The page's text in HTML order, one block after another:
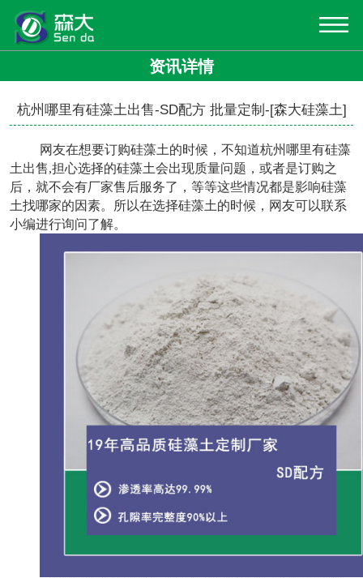
资讯详情
杭州哪里有硅藻土出售-SD配方 批量定制-[森大硅藻土]
网友在想要订购硅藻土的时候，不知道杭州哪里有硅藻
土出售,担心选择的硅藻土会出现质量问题，或者是订购之
后，就不会有厂家售后服务了，等等这些情况都是影响硅藻
土找哪家的因素。所以在选择硅藻土的时候，网友可以联系
小编进行询问了解。